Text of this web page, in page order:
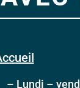
– Lundi –